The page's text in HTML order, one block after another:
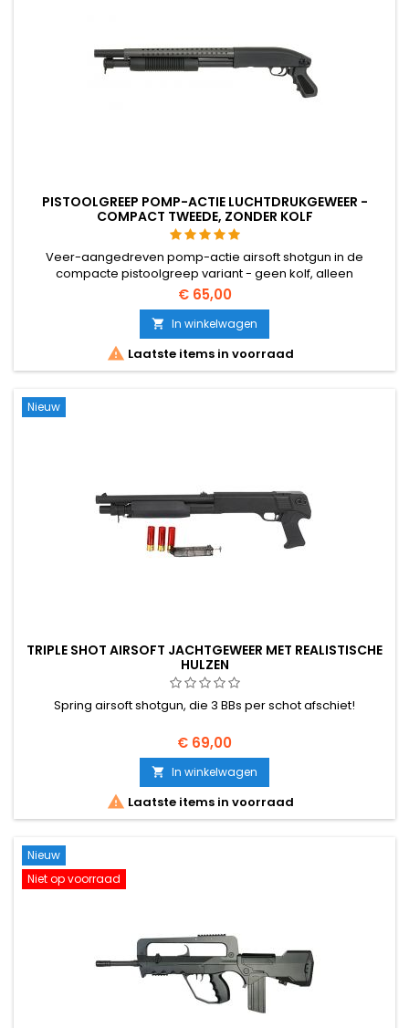
PISTOOLGREEP POMP-ACTIE LUCHTDRUKGEWEER -
COMPACT TWEEDE, ZONDER KOLF
Veer-aangedreven pomp-actie airsoft shotgun in de
compacte pistoolgreep variant - geen kolf, alleen
pistoolgreep en pomp. De korte lengte van 675 mm maakt
het ideaal als secundair jachtgeweer voor de korte afstand
dat je op je rug kunt dragen. Zware behuizing van 1385 g
aluminium en versterkt nylon met metalen
hendelonderdelen. Inclusief 2 magazijnen.
€ 65,00
 In winkelwagen
 Laatste items in voorraad
Nieuw
TRIPLE SHOT AIRSOFT JACHTGEWEER MET REALISTISCHE
HULZEN
Spring airsoft shotgun, die 3 BBs per schot afschiet!
€ 69,00
 In winkelwagen
 Laatste items in voorraad
Nieuw
Niet op voorraad